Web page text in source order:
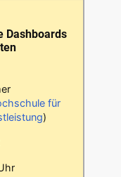
Dashboards
für
)